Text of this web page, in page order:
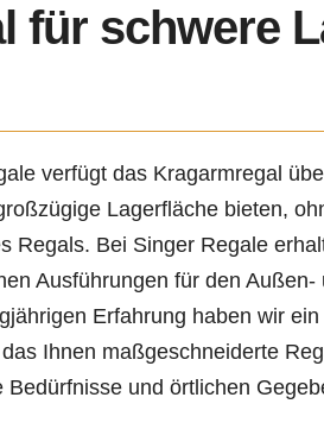
für schwere
verfügt das Kragarmregal
Lagerfläche bieten,
Regals. Bei Singer Regale
Ausführungen für den Außen-
Erfahrung haben wir ein
Ihnen maßgeschneiderte
und örtlichen